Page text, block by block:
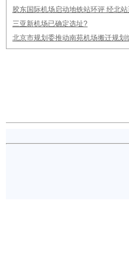
胶东国际机场启动地铁站环评 经北
三亚新机场已确定选址?
北京市规划委推动南苑机场搬迁规划